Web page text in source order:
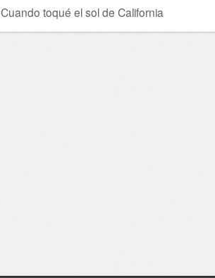
Cuando toqué el sol de California